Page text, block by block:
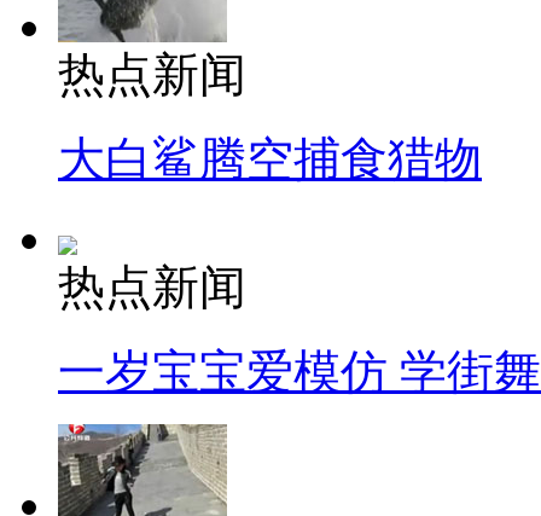
热点新闻
大白鲨腾空捕食猎物
热点新闻
一岁宝宝爱模仿 学街